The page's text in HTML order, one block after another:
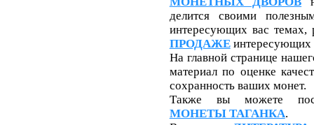
делится своими
интересующих вас
ПРОДАЖЕинтересующих
На главной странице
материал по оценке
сохранность ваших монет.
Также вы можете
МОНЕТЫ ТАГАНКА.